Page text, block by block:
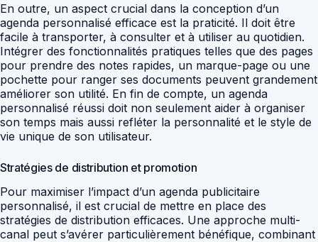
En outre, un aspect crucial dans la conception d’un
agenda personnalisé efficace est la praticité. Il doit être
facile à transporter, à consulter et à utiliser au quotidien.
Intégrer des fonctionnalités pratiques telles que des pages
pour prendre des notes rapides, un marque-page ou une
pochette pour ranger ses documents peuvent grandement
améliorer son utilité. En fin de compte, un agenda
personnalisé réussi doit non seulement aider à organiser
son temps mais aussi refléter la personnalité et le style de
vie unique de son utilisateur.
Stratégies de distribution et promotion
Pour maximiser l’impact d’un agenda publicitaire
personnalisé, il est crucial de mettre en place des
stratégies de distribution efficaces. Une approche multi-
canal peut s’avérer particulièrement bénéfique, combinant